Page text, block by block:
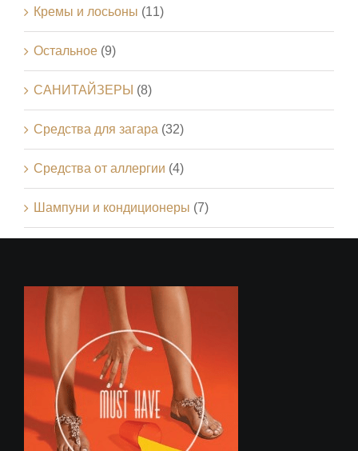
Кремы и лосьоны (11)
Остальное (9)
САНИТАЙЗЕРЫ (8)
Средства для загара (32)
Средства от аллергии (4)
Шампуни и кондиционеры (7)